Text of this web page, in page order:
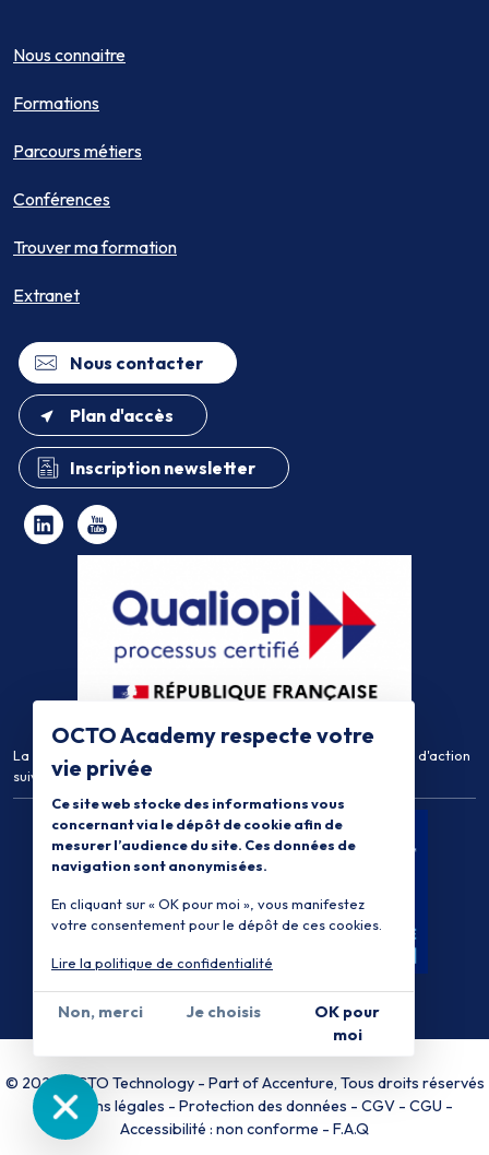
Nous connaitre
Formations
Parcours métiers
Conférences
Trouver ma formation
Extranet
Nous contacter
Plan d'accès
Inscription newsletter
La certification qualité a été délivrée au titre de la catégorie d'action
suivante :Actions de Formation
© 2026 OCTO Technology- Part of Accenture, Tous droits réservés
Mentions légales Protection des données CGV
CGU
Accessibilité : non conforme
F.A.Q
OCTO Academy respecte votre
vie privée
Ce site web stocke des informations vous
concernant via le dépôt de cookie afin de
mesurer l’audience du site. Ces données de
navigation sont anonymisées.
En cliquant sur « OK pour moi », vous manifestez
votre consentement pour le dépôt de ces cookies.
Lire la politique de confidentialité
Non, merci Je choisis
OK pour
moi